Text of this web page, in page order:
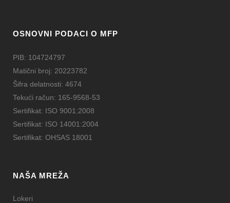
OSNOVNI PODACI O MFP
PIB: 104724797
Matični broj: 20223782
Šifra delatnosti: 4674
Tekući račun: 165-9568-53
Sertifikat: ISO 9001:2008
Sertifikat: ISO 14001:2004
Sertifikat: OHSAS 18001
NAŠA MREŽA
Lokeri